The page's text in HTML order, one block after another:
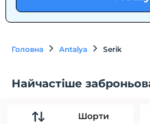
Головна Antalya Serik
Найчастіше
Шорти